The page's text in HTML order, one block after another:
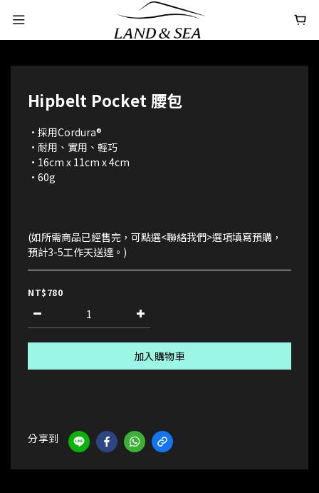
Hipbelt Pocket 腰包
•採用Cordura®
•耐用、實用、輕巧
•16cm x 11cm x 4cm
•60g
(如所需商品已經售完，可點選<聯絡我們>選項填寫預購，
預計3-5工作天送達。)
NT$780
加入購物車
分享到